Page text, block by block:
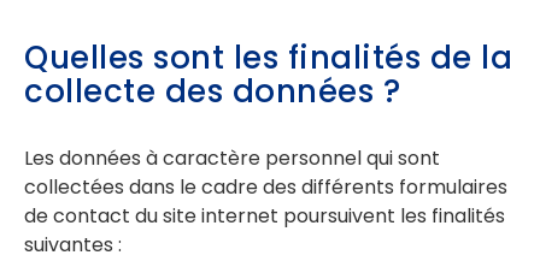
Quelles sont les finalités de la
collecte des données ?
Les données à caractère personnel qui sont
collectées dans le cadre des différents formulaires
de contact du site internet poursuivent les finalités
suivantes :